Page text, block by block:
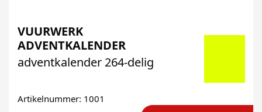
VUURWERK
ADVENTKALENDER
adventkalender 264-delig
Artikelnummer: 1001